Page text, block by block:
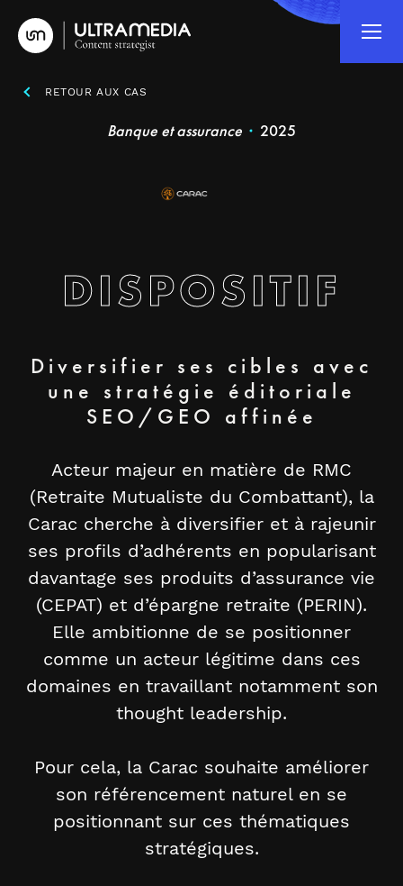
RETOUR AUX CAS
Banque et assurance 2025
DISPOSITIF
Diversifier ses cibles avec
une stratégie éditoriale
SEO/GEO affinée
Acteur majeur en matière de RMC
(Retraite Mutualiste du Combattant), la
Carac cherche à diversifier et à rajeunir
ses profils d’adhérents en popularisant
davantage ses produits d’assurance vie
(CEPAT) et d’épargne retraite (PERIN).
Elle ambitionne de se positionner
comme un acteur légitime dans ces
domaines en travaillant notamment son
thought leadership.
Pour cela, la Carac souhaite améliorer
son référencement naturel en se
positionnant sur ces thématiques
stratégiques.